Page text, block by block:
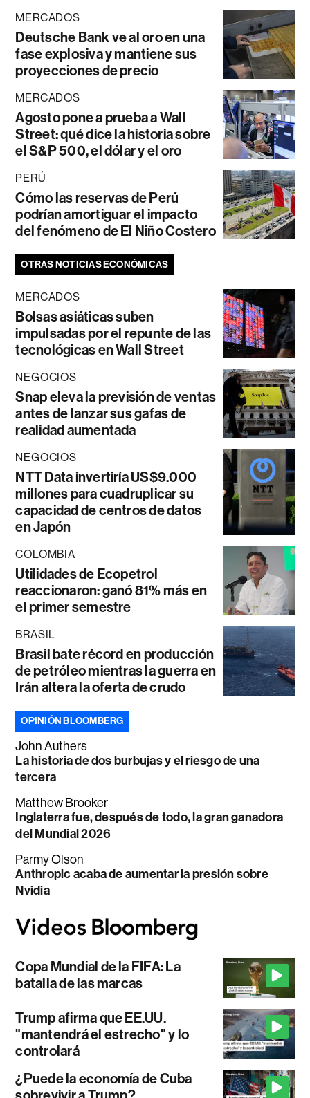
MERCADOS
Deutsche Bank ve al oro en una
fase explosiva y mantiene sus
proyecciones de precio
MERCADOS
Agosto pone a prueba a Wall
Street: qué dice la historia sobre
el S&P 500, el dólar y el oro
PERÚ
Cómo las reservas de Perú
podrían amortiguar el impacto
del fenómeno de El Niño Costero
OTRAS NOTICIAS ECONÓMICAS
MERCADOS
Bolsas asiáticas suben
impulsadas por el repunte de las
tecnológicas en Wall Street
NEGOCIOS
Snap eleva la previsión de ventas
antes de lanzar sus gafas de
realidad aumentada
NEGOCIOS
NTT Data invertiría US$9.000
millones para cuadruplicar su
capacidad de centros de datos
en Japón
COLOMBIA
Utilidades de Ecopetrol
reaccionaron: ganó 81% más en
el primer semestre
BRASIL
Brasil bate récord en producción
de petróleo mientras la guerra en
Irán altera la oferta de crudo
OPINIÓN BLOOMBERG
John Authers
La historia de dos burbujas y el riesgo de una
tercera
Matthew Brooker
Inglaterra fue, después de todo, la gran ganadora
del Mundial 2026
Parmy Olson
Anthropic acaba de aumentar la presión sobre
Nvidia
Copa Mundial de la FIFA: La
batalla de las marcas
Trump afirma que EE.UU.
"mantendrá el estrecho" y lo
controlará
¿Puede la economía de Cuba